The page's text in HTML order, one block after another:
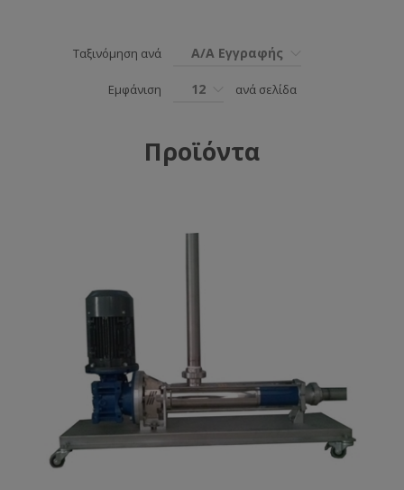
Ταξινόμηση ανά Α/Α Εγγραφής
Εμφάνιση 12 ανά σελίδα
Προϊόντα